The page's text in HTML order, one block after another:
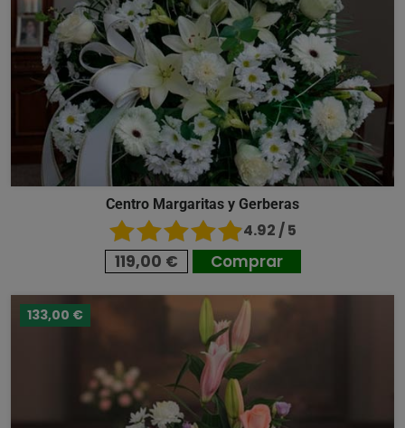
Centro Margaritas y Gerberas
4.92 / 5
119,00 € Comprar
133,00 €